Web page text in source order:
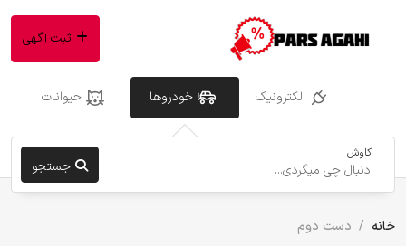
الکترونیک خودروها حیوانات
کاوش
جستجو
ثبت آگهی
خانه دست دوم